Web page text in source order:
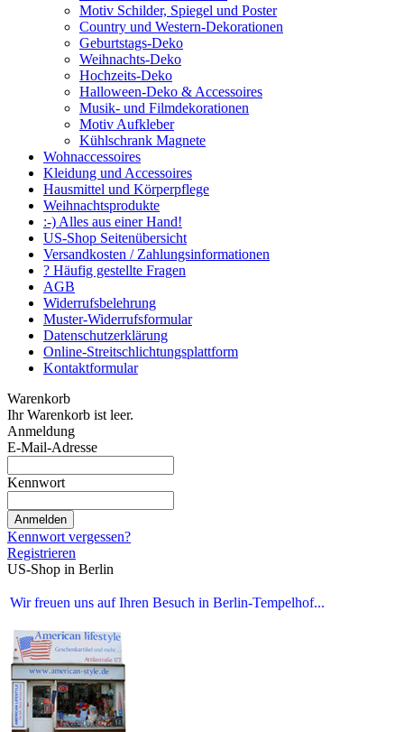
Motiv Schilder, Spiegel und Poster
Country und Western-Dekorationen
Geburtstags-Deko
Weihnachts-Deko
Hochzeits-Deko
Halloween-Deko & Accessoires
Musik- und Filmdekorationen
Motiv Aufkleber
Kühlschrank Magnete
Wohnaccessoires
Kleidung und Accessoires
Hausmittel und Körperpflege
Weihnachtsprodukte
:-) Alles aus einer Hand!
US-Shop Seitenübersicht
Versandkosten / Zahlungsinformationen
? Häufig gestellte Fragen
AGB
Widerrufsbelehrung
Muster-Widerrufsformular
Datenschutzerklärung
Online-Streitschlichtungsplattform
Kontaktformular
Warenkorb
Ihr Warenkorb ist leer.
Anmeldung
E-Mail-Adresse
Kennwort
Anmelden
Kennwort vergessen?
Registrieren
US-Shop in Berlin
Wir freuen uns auf Ihren Besuch in Berlin-Tempelhof...